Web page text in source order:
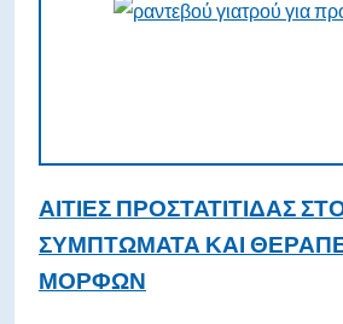
ΑΙΤΊΕΣ ΠΡΟΣΤΑΤΊΤΙΔΑΣ
ΣΥΜΠΤΏΜΑΤΑ ΚΑΙ
ΜΟΡΦΏΝ